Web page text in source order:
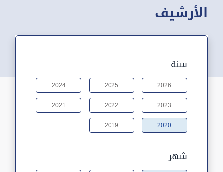
الأرشيف
سنة
2026
2025
2024
2023
2022
2021
2020
2019
شهر